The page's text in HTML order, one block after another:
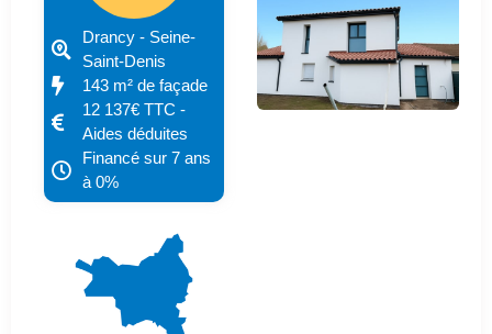
Drancy - Seine-
Saint-Denis
143 m² de façade
12 137€ TTC -
Aides déduites
Financé sur 7 ans
à 0%